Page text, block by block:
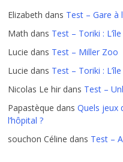
Elizabeth dans Test – Gare à
Math dans Test – Toriki :
Lucie dans Test – Miller Zoo
Lucie dans Test – Toriki :
Nicolas Le hir dans Test –
Papastèque dansQuels jeux
l’hôpital ?
souchon Céline dans Test –